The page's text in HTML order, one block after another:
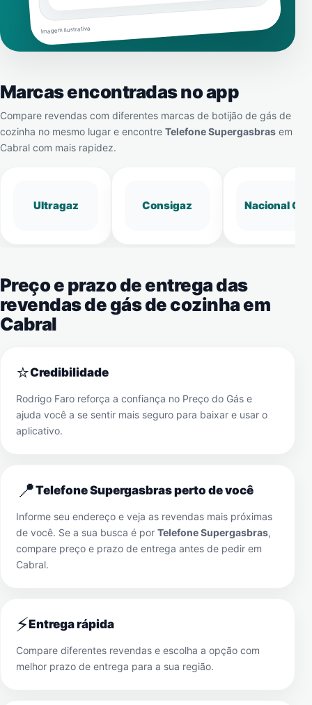
Imagem ilustrativa
Marcas encontradas no app
Compare revendas com diferentes marcas de botijão de gás de
cozinha no mesmo lugar e encontre Telefone Supergasbras em
Cabral com mais rapidez.
Ultragaz Consigaz Nacional Gás
Preço e prazo de entrega das
revendas de gás de cozinha em
Cabral
⭐Credibilidade
Rodrigo Faro reforça a confiança no Preço do Gás e
ajuda você a se sentir mais seguro para baixar e usar o
aplicativo.
📍Telefone Supergasbras perto de você
Informe seu endereço e veja as revendas mais próximas
de você. Se a sua busca é por Telefone Supergasbras,
compare preço e prazo de entrega antes de pedir em
Cabral.
⚡Entrega rápida
Compare diferentes revendas e escolha a opção com
melhor prazo de entrega para a sua região.